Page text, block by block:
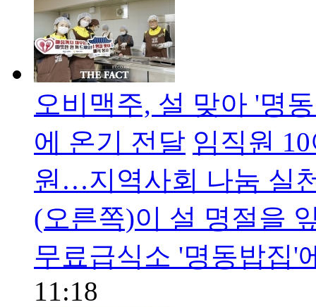
오비맥주, 설 맞아 '명
에 온기 전달 임직원
원…지역사회 나눔 실
(오른쪽)이 설 명절을
무료급식소 '명동밥집'
11:18